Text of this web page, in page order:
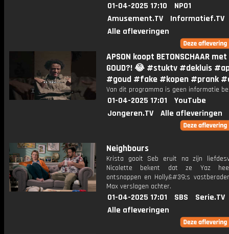
01-04-2025 17:10
NPO1
Amusement.TV
Informatief.TV
Alle afleveringen
APSON koopt BETONSCHAAR met
GOUD?! 😂 #stuktv #dekluis
#goud #fake #kopen #prank
Van dit programma is geen informatie
01-04-2025 17:01
YouTube
Jongeren.TV
Alle afleveringen
Neighbours
Krista gooit Seb eruit na zijn
Nicolette bekent dat ze Yaz
ontsnappen en Holly&#39;s
Max verslagen achter.
01-04-2025 17:01 SBS
Serie.TV
Alle afleveringen